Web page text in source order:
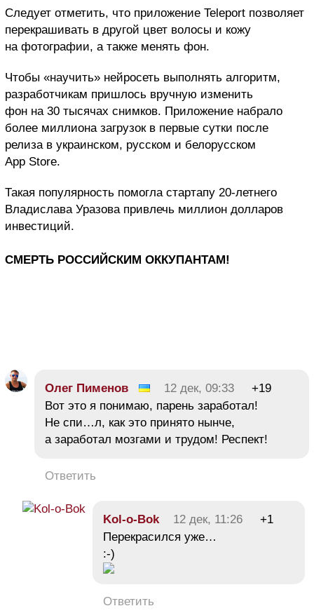
Следует отметить, что приложение Teleport позволяет
перекрашивать в другой цвет волосы и кожу
на фотографии, а также менять фон.
Чтобы «научить» нейросеть выполнять алгоритм,
разработчикам пришлось вручную изменить
фон на 30 тысячах снимков. Приложение набрало
более миллиона загрузок в первые сутки после
релиза в украинском, русском и белорусском
App Store.
Такая популярность помогла стартапу 20-летнего
Владислава Уразова привлечь миллион долларов
инвестиций.
СМЕРТЬ РОССИЙСКИМ ОККУПАНТАМ!
Олег Пименов 12 дек, 09:33
+19
Вот это я понимаю, парень заработал!
Не спи…л, как это принято нынче,
а заработал мозгами и трудом! Респект!
Ответить
Kol-o-Bok 12 дек, 11:26
+1
Перекрасился уже…
:-)
Ответить